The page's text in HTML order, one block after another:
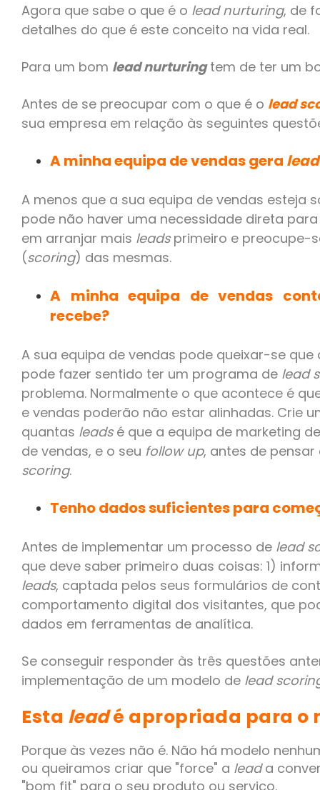
Agora que sabe o que é o lead nurturing, de
detalhes do que é este conceito na vida real.
Para um bom lead nurturingtem de ter um
Antes de se preocupar com o que é o lead
sua empresa em relação às seguintes
A minha equipa de vendas gera
A menos que a sua equipa de vendas esteja
pode não haver uma necessidade direta
em arranjar mais leads primeiro e preocupe-
(scoring) das mesmas.
A minha equipa de vendas
recebe?
A sua equipa de vendas pode queixar-se
pode fazer sentido ter um programa de lead
problema. Normalmente o que acontece é
e vendas poderão não estar alinhadas. Crie
quantas leadsé que a equipa de marketing
de vendas, e o seu follow up, antes de
scoring.
Tenho dados suficientes para
Antes de implementar um processo de lead
que deve saber primeiro duas coisas: 1)
leads, captada pelos seus formulários de
comportamento digital dos visitantes, que
dados em ferramentas de analítica.
Se conseguir responder às três questões
implementação de um modelo de lead
Esta leadé apropriada para o
Porque às vezes não é. Não há modelo
ou queiramos criar que "force" a leada
"bom fit" para o seu produto ou serviço.